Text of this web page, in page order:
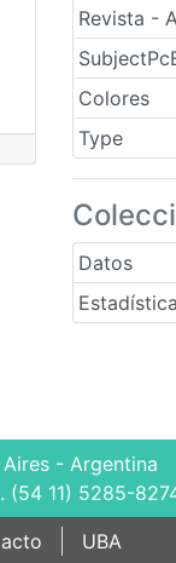
Revista -
Colores
Type
Datos
- Argentina
(54 11) 5285-
UBA